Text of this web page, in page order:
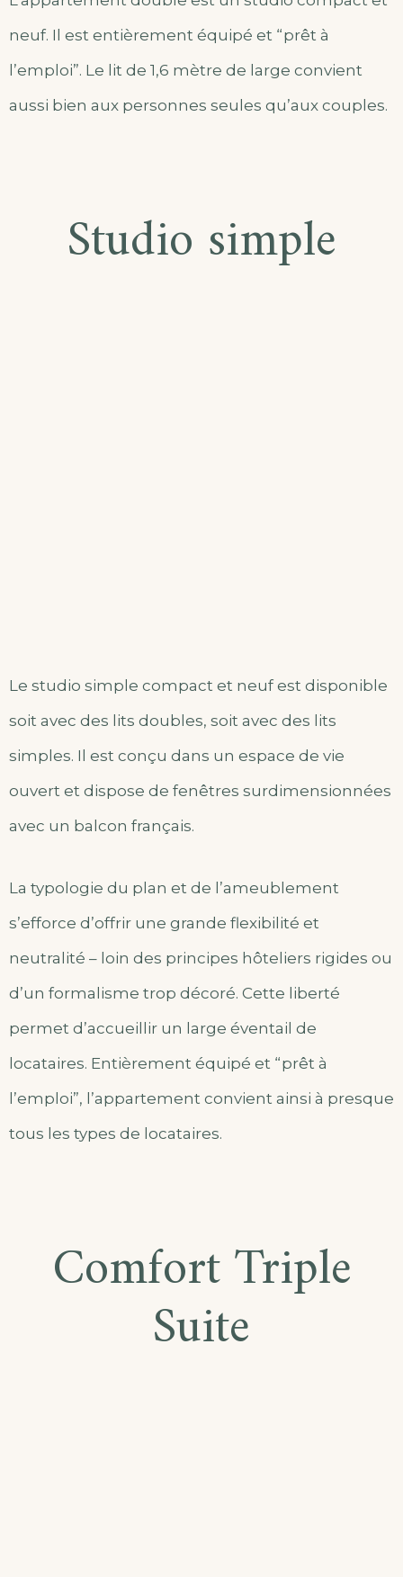
neuf. Il est entièrement équipé et “prêt à
l’emploi”. Le lit de 1,6 mètre de large convient
aussi bien aux personnes seules qu’aux couples.
Studio simple
Le studio simple compact et neuf est disponible
soit avec des lits doubles, soit avec des lits
simples. Il est conçu dans un espace de vie
ouvert et dispose de fenêtres surdimensionnées
avec un balcon français.
La typologie du plan et de l’ameublement
s’efforce d’offrir une grande flexibilité et
neutralité – loin des principes hôteliers rigides ou
d’un formalisme trop décoré. Cette liberté
permet d’accueillir un large éventail de
locataires. Entièrement équipé et “prêt à
l’emploi”, l’appartement convient ainsi à presque
tous les types de locataires.
Comfort Triple
Suite